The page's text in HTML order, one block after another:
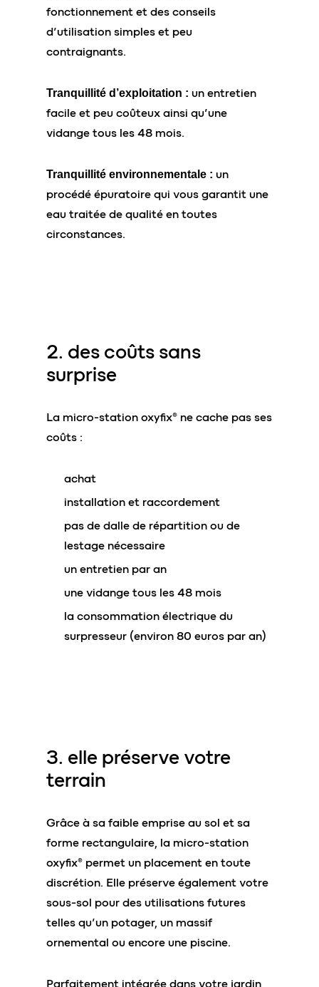
fonctionnement et des conseils
d’utilisation simples et peu
contraignants.
Tranquillité d’exploitation : un entretien
facile et peu coûteux ainsi qu’une
vidange tous les 48 mois.
Tranquillité environnementale : un
procédé épuratoire qui vous garantit une
eau traitée de qualité en toutes
circonstances.
2. des coûts sans
surprise
La micro-station oxyfix® ne cache pas ses
coûts :
achat
installation et raccordement
pas de dalle de répartition ou de
lestage nécessaire
un entretien par an
une vidange tous les 48 mois
la consommation électrique du
surpresseur (environ 80 euros par an)
3. elle préserve votre
terrain
Grâce à sa faible emprise au sol et sa
forme rectangulaire, la micro-station
oxyfix® permet un placement en toute
discrétion. Elle préserve également votre
sous-sol pour des utilisations futures
telles qu’un potager, un massif
ornemental ou encore une piscine.
Parfaitement intégrée dans votre jardin